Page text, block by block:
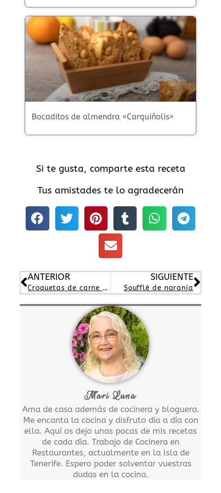
Bocaditos de almendra «Carquiñolis»
Si te gusta, comparte esta receta
Tus amistades te lo agradecerán
Ant
ANTERIOR
Croquetas de carne de cocido
SIGUIENTE
Soufflé de naranja
Mari Luna
Ama de casa además de cocinera y bloguera.
Me encanta la cocina y disfruto día a día con
ella. Aquí os dejo unas pocas de mis recetas
de cada día. Trabajo de Cocinera en
Restaurantes, actualmente en la Isla de
Tenerife. Espero poder solventar vuestras
dudas en la cocina.